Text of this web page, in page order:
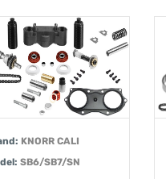
KNORR CALI
SB6/SB7/SN